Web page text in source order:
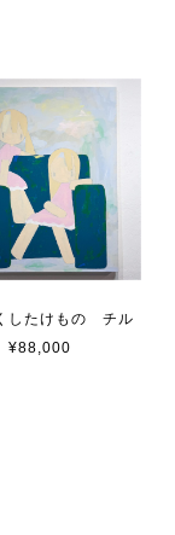
したけもの チル
¥88,000